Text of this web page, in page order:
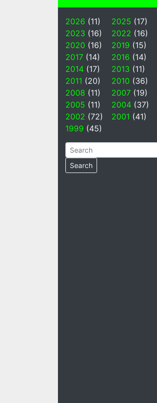
2026 (11) 2025 (17)
2023 (16) 2022 (16)
2020 (16) 2019 (15)
2017 (14) 2016 (14)
2014 (17) 2013 (11)
2011 (20) 2010 (36)
2008 (11) 2007(19)
2005 (11) 2004(37)
2002 (72) 2001 (41)
1999 (45)